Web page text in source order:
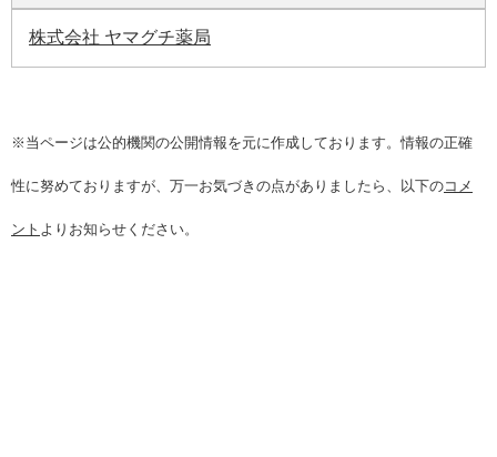
株式会社 ヤマグチ薬局
※当ページは公的機関の公開情報を元に作成しております。情報の正確
性に努めておりますが、万一お気づきの点がありましたら、以下のコメ
ント よりお知らせください。